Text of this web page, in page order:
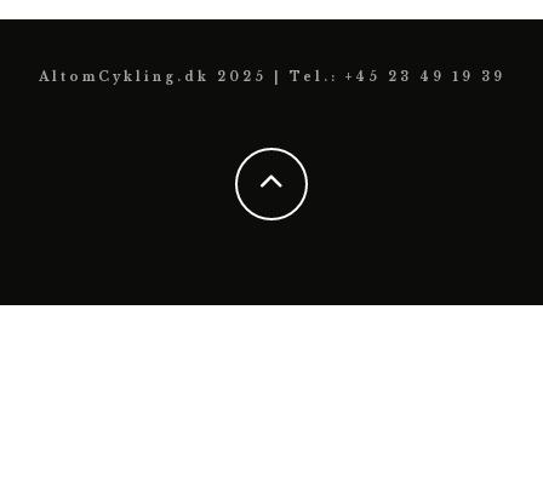
AltomCykling.dk 2025 | Tel.: +45 23 49 19 39